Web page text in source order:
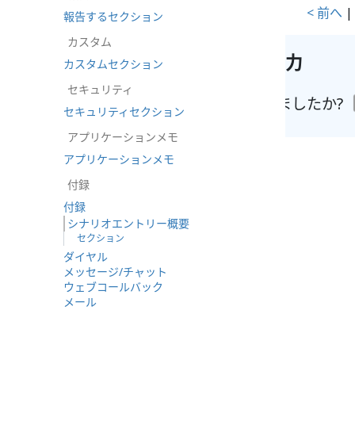
< 前へ |
このページの改善に協力
お探しのものは見つかりましたか?
報告するセクション
カスタム
カスタムセクション
セキュリティ
セキュリティセクション
アプリケーションメモ
アプリケーションメモ
付録
付録
シナリオエントリー概要
セクション
ダイヤル
メッセージ/チャット
ウェブコールバック
メール